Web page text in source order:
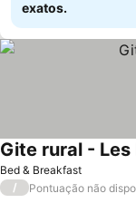
exatos.
Bed & Breakfast
Gite rural - Les
/ Pontuação não